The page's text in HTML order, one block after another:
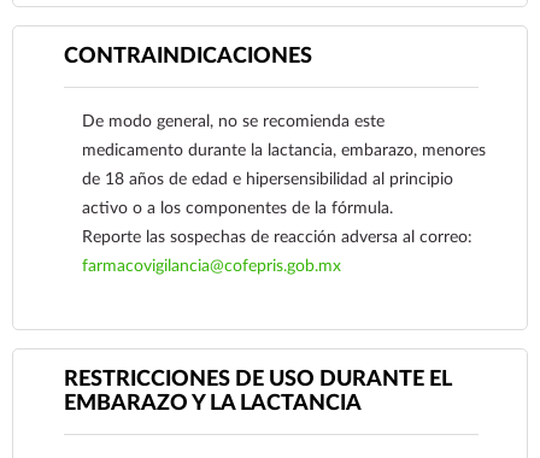
CONTRAINDICACIONES
De modo general, no se recomienda este
medicamento durante la lactancia, embarazo, menores
de 18 años de edad e hipersensibilidad al principio
activo o a los componentes de la fórmula.
Reporte las sospechas de reacción adversa al correo:
farmacovigilancia@cofepris.gob.mx
Ver más
RESTRICCIONES DE USO DURANTE EL
EMBARAZO Y LA LACTANCIA